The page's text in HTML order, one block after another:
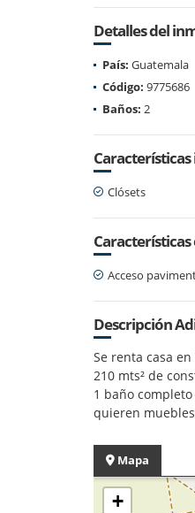
Detalles del
País: Guatemala
Código: 9775686
Baños: 2
Clósets
Acceso
Descripción
Se renta casa
210 mts² de
1 baño
quieren muebles
Mapa
+